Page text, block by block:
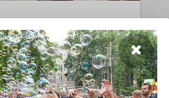
и детям
0
зарекомендовала себя
В очередной раз этот статус
педагоги.